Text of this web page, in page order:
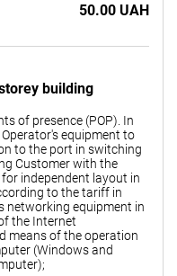
50.00 UAH
building
of presence (POP). In
equipment to
to the port in switching
Customer with the
independent layout in
to the tariff in
networking equipment in
the Internet
means of the operation
(Windows and